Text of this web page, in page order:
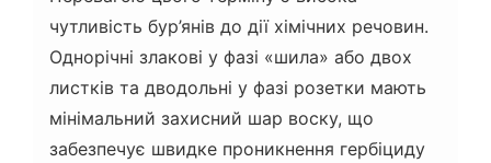
чутливість бур’янів до дії хімічних речовин.
Однорічні злакові у фазі «шила» або двох
листків та дводольні у фазі розетки мають
мінімальний захисний шар воску, що
забезпечує швидке проникнення гербіциду